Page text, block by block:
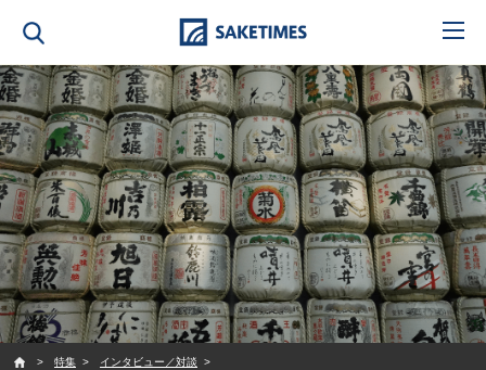
特集
インタビュー／対談